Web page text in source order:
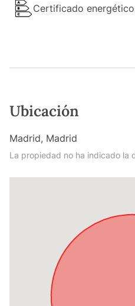
Certificado
Ubicación
Madrid, Madrid
La propiedad no ha indicado la